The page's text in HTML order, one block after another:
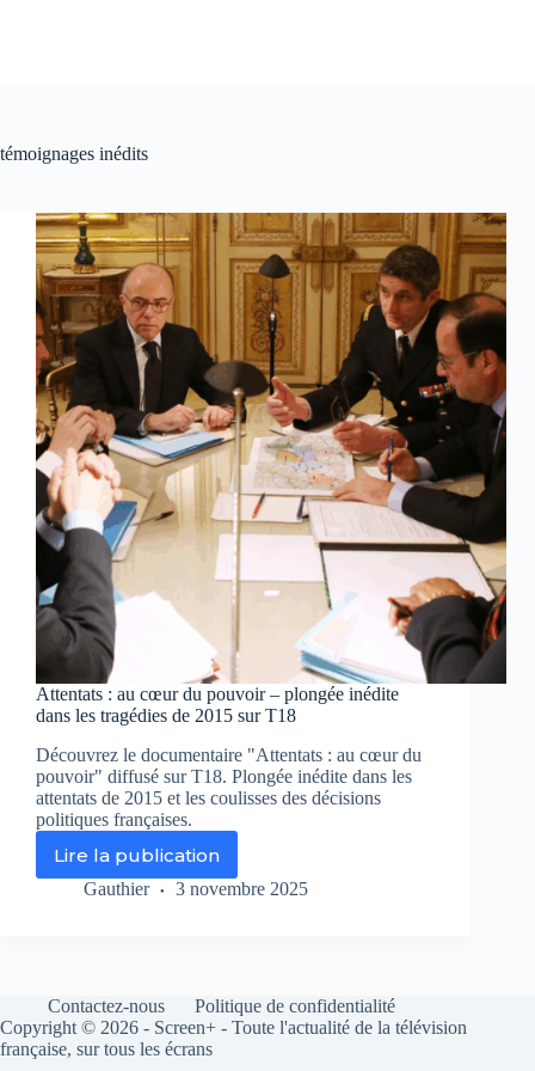
témoignages inédits
Attentats : au cœur du pouvoir – plongée inédite
dans les tragédies de 2015 sur T18
Découvrez le documentaire "Attentats : au cœur du
pouvoir" diffusé sur T18. Plongée inédite dans les
attentats de 2015 et les coulisses des décisions
politiques françaises.
Lire la publication
Attentats
:
–
plongée
inédite
Gauthier 3 novembre 2025
Contactez-nous
Politique de confidentialité
Copyright © 2026 - Screen+ - Toute l'actualité de la télévision
française, sur tous les écrans